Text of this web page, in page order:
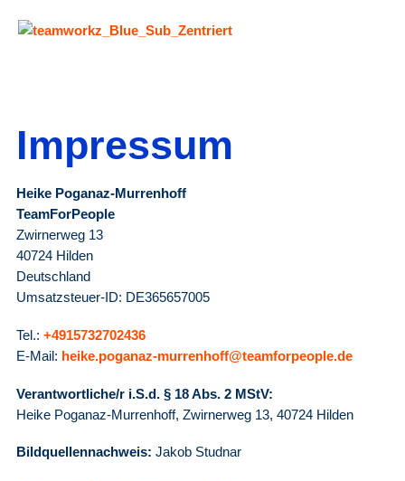
Impressum
Heike Poganaz-Murrenhoff
TeamForPeople
Zwirnerweg 13
40724 Hilden
Deutschland
Umsatzsteuer-ID: DE365657005
Tel.: +4915732702436
E-Mail: heike.poganaz-murrenhoff@teamforpeople.de
Verantwortliche/r i.S.d. § 18 Abs. 2 MStV:
Heike Poganaz-Murrenhoff, Zwirnerweg 13, 40724 Hilden
Bildquellennachweis: Jakob Studnar